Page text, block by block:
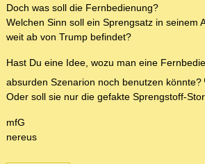
Doch was soll die Fernbedienung?
Welchen Sinn soll ein Sprengsatz in seinem
weit ab von Trump befindet?
Hast Du eine Idee, wozu man eine
absurden Szenarion noch benutzen könnte?
Oder soll sie nur die gefakte Sprengstoff-
mfG
nereus